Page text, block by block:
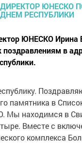
ЮНЕСКО Ирина
поздравлениям в
памятника в
Мы находимся в
Вместе с
комплекса